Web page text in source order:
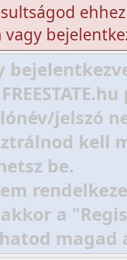
vagy
jelszó
kell
be.
a
magad